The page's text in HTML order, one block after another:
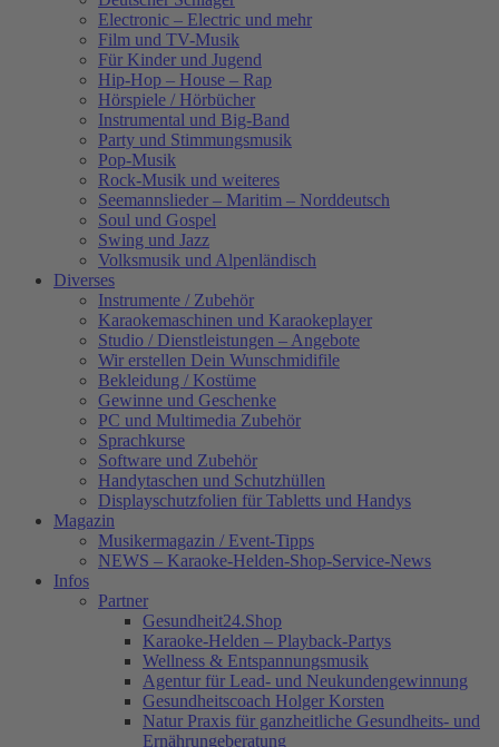
Electronic – Electric und mehr
Film und TV-Musik
Für Kinder und Jugend
Hip-Hop – House – Rap
Hörspiele / Hörbücher
Instrumental und Big-Band
Party und Stimmungsmusik
Pop-Musik
Rock-Musik und weiteres
Seemannslieder – Maritim – Norddeutsch
Soul und Gospel
Swing und Jazz
Volksmusik und Alpenländisch
Diverses
Instrumente / Zubehör
Karaokemaschinen und Karaokeplayer
Studio / Dienstleistungen – Angebote
Wir erstellen Dein Wunschmidifile
Bekleidung / Kostüme
Gewinne und Geschenke
PC und Multimedia Zubehör
Sprachkurse
Software und Zubehör
Handytaschen und Schutzhüllen
Displayschutzfolien für Tabletts und Handys
Magazin
Musikermagazin / Event-Tipps
NEWS – Karaoke-Helden-Shop-Service-News
Infos
Partner
Gesundheit24.Shop
Karaoke-Helden – Playback-Partys
Wellness & Entspannungsmusik
Agentur für Lead- und Neukundengewinnung
Gesundheitscoach Holger Korsten
Natur Praxis für ganzheitliche Gesundheits- und
Ernährungeberatung